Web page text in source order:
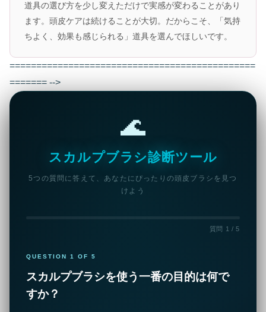
道具の選び方を少し変えただけで実感が変わることがあり
ます。頭皮ケアは続けることが大切。だからこそ、「気持
ちよく、効果も感じられる」道具を選んでほしいです。
==============================================
======= -->
🌊
スカルプブラシ診断ツール
5つの質問に答えて、あなたにぴったりの頭皮ブラシを見つ
けよう
質問 1 / 5
QUESTION 1 OF 5
スカルプブラシを使う一番の目的は何で
すか？